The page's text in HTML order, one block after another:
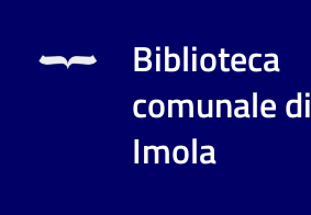
Scopri
Biblioteca
comunale di
Imola